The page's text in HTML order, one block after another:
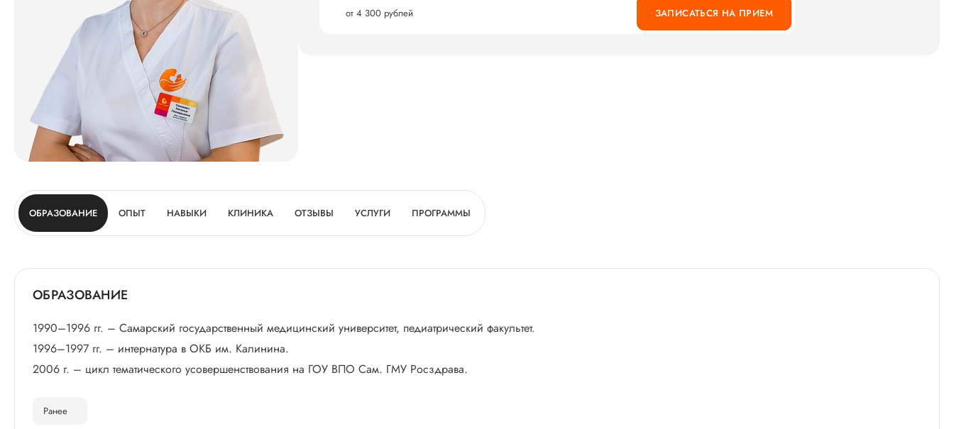
от 4 300 рублей ЗАПИСАТЬСЯ НА ПРИЕМ
ОБРАЗОВАНИЕ ОПЫТ НАВЫКИ КЛИНИКА ОТЗЫВЫ УСЛУГИ ПРОГРАММЫ
ОБРАЗОВАНИЕ
1990–1996 гг. – Самарский государственный медицинский университет, педиатрический факультет.
1996–1997 гг. – интернатура в ОКБ им. Калинина.
2006 г. – цикл тематического усовершенствования на ГОУ ВПО Сам. ГМУ Росздрава.
Ранее